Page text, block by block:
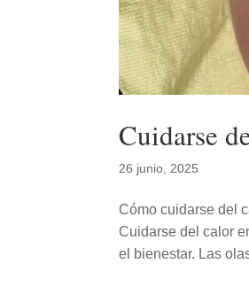
Cuidarse
26 junio, 2025
Cómo cuidarse del
Cuidarse del calor
el bienestar. Las